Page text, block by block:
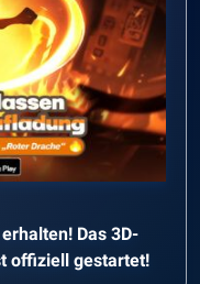
Das 3D-
offiziell gestartet!